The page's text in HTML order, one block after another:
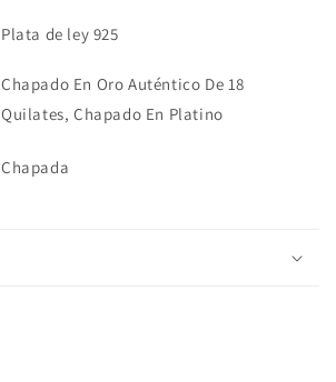
Plata de ley 925
Chapado En Oro Auténtico De 18
Quilates, Chapado En Platino
Chapada